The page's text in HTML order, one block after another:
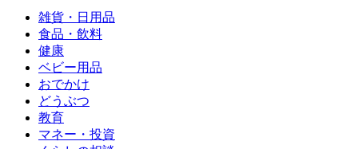
雑貨・日用品
食品・飲料
健康
ベビー用品
おでかけ
どうぶつ
教育
マネー・投資